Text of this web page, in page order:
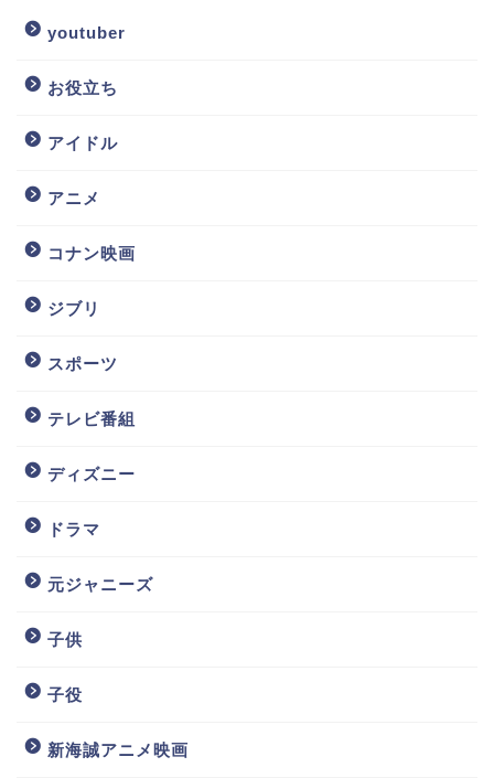
youtuber
お役立ち
アイドル
アニメ
コナン映画
ジブリ
スポーツ
テレビ番組
ディズニー
ドラマ
元ジャニーズ
子供
子役
新海誠アニメ映画